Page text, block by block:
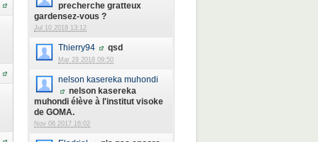
precherche gratteux
gardensez-vous ?
Jul 10 2018 13:12
Thierry94 qsd
Mar 29 2018 09:50
nelson kasereka muhondi
nelson kasereka
muhondi élève à l'institut visoke
de GOMA.
Nov 06 2017 16:02